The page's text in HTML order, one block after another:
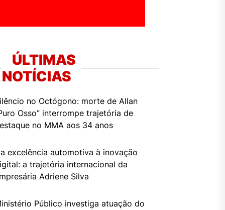
ÚLTIMAS
NOTÍCIAS
no Octógono: morte de Allan
Osso” interrompe trajetória de
no MMA aos 34 anos
excelência automotiva à inovação
a trajetória internacional da
Adriene Silva
Público investiga atuação do